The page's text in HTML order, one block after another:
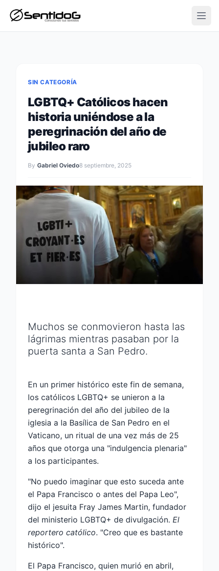
SIN CATEGORÍA
LGBTQ+ Católicos hacen
historia uniéndose a la
peregrinación del año de
jubileo raro
By Gabriel Oviedo8 septiembre, 2025
Muchos se conmovieron hasta las
lágrimas mientras pasaban por la
puerta santa a San Pedro.
En un primer histórico este fin de semana,
los católicos LGBTQ+ se unieron a la
peregrinación del año del jubileo de la
iglesia a la Basílica de San Pedro en el
Vaticano, un ritual de una vez más de 25
años que otorga una "indulgencia plenaria"
a los participantes.
"No puedo imaginar que esto suceda ante
el Papa Francisco o antes del Papa Leo",
dijo el jesuita Fray James Martin, fundador
del ministerio LGBTQ+ de divulgación. El
reportero católico. "Creo que es bastante
histórico".
El Papa Francisco, quien murió en abril,